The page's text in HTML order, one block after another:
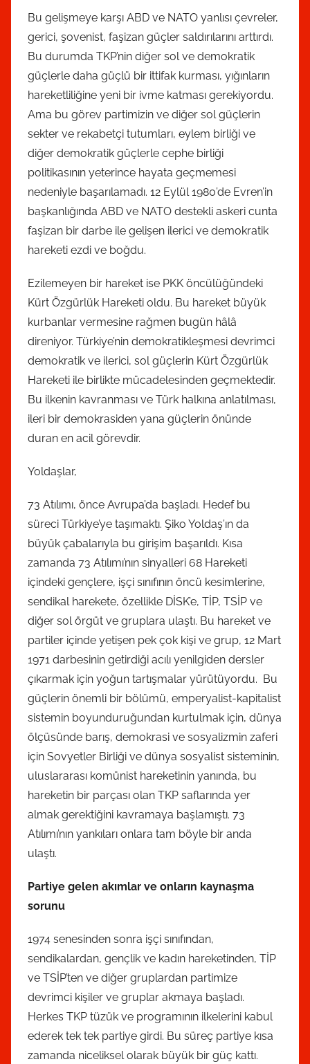
Bu gelişmeye karşı ABD ve NATO yanlısı çevreler,
gerici, şovenist, faşizan güçler saldırılarını arttırdı.
Bu durumda TKP’nin diğer sol ve demokratik
güçlerle daha güçlü bir ittifak kurması, yığınların
hareketliliğine yeni bir ivme katması gerekiyordu.
Ama bu görev partimizin ve diğer sol güçlerin
sekter ve rekabetçi tutumları, eylem birliği ve
diğer demokratik güçlerle cephe birliği
politikasının yeterince hayata geçmemesi
nedeniyle başarılamadı. 12 Eylül 1980’de Evren’in
başkanlığında ABD ve NATO destekli askeri cunta
faşizan bir darbe ile gelişen ilerici ve demokratik
hareketi ezdi ve boğdu.
Ezilemeyen bir hareket ise PKK öncülüğündeki
Kürt Özgürlük Hareketi oldu. Bu hareket büyük
kurbanlar vermesine rağmen bugün hâlâ
direniyor. Türkiye’nin demokratikleşmesi devrimci
demokratik ve ilerici, sol güçlerin Kürt Özgürlük
Hareketi ile birlikte mücadelesinden geçmektedir.
Bu ilkenin kavranması ve Türk halkına anlatılması,
ileri bir demokrasiden yana güçlerin önünde
duran en acil görevdir.
Yoldaşlar,
73 Atılımı, önce Avrupa’da başladı. Hedef bu
süreci Türkiye’ye taşımaktı. Şiko Yoldaş’ın da
büyük çabalarıyla bu girişim başarıldı. Kısa
zamanda 73 Atılımı’nın sinyalleri 68 Hareketi
içindeki gençlere, işçi sınıfının öncü kesimlerine,
sendikal harekete, özellikle DİSK’e, TİP, TSİP ve
diğer sol örgüt ve gruplara ulaştı. Bu hareket ve
partiler içinde yetişen pek çok kişi ve grup, 12 Mart
1971 darbesinin getirdiği acılı yenilgiden dersler
çıkarmak için yoğun tartışmalar yürütüyordu. Bu
güçlerin önemli bir bölümü, emperyalist-kapitalist
sistemin boyunduruğundan kurtulmak için, dünya
ölçüsünde barış, demokrasi ve sosyalizmin zaferi
için Sovyetler Birliği ve dünya sosyalist sisteminin,
uluslararası komünist hareketinin yanında, bu
hareketin bir parçası olan TKP saflarında yer
almak gerektiğini kavramaya başlamıştı. 73
Atılımı’nın yankıları onlara tam böyle bir anda
ulaştı.
Partiye gelen akımlar ve onların kaynaşma
sorunu
1974 senesinden sonra işçi sınıfından,
sendikalardan, gençlik ve kadın hareketinden, TİP
ve TSİP’ten ve diğer gruplardan partimize
devrimci kişiler ve gruplar akmaya başladı.
Herkes TKP tüzük ve programının ilkelerini kabul
ederek tek tek partiye girdi. Bu süreç partiye kısa
zamanda niceliksel olarak büyük bir güç kattı.